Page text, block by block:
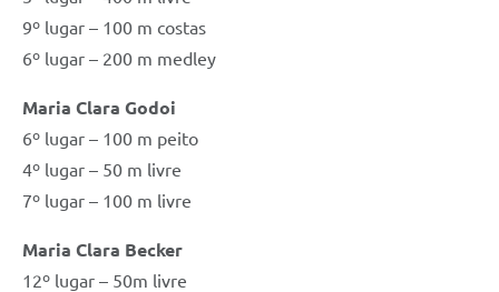
9º lugar – 100 m costas
6º lugar – 200 m medley
Maria Clara Godoi
6º lugar – 100 m peito
4º lugar – 50 m livre
7º lugar – 100 m livre
Maria Clara Becker
12º lugar – 50m livre